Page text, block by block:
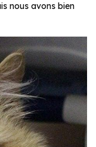
nous avons bien